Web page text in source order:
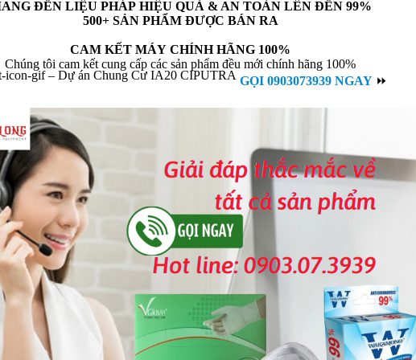
ĐẾN LIỆU PHÁP HIỆU QUẢ & AN TOÀN LÊN ĐẾN 99%
500+ SẢN PHẨM ĐƯỢC BÁN RA
CAM KẾT MÁY CHÍNH HÃNG 100%
Chúng tôi cam kết cung cấp các sản phẩm đều mới chính hãng 100%
GỌI 0903073939 NGAY ⏩